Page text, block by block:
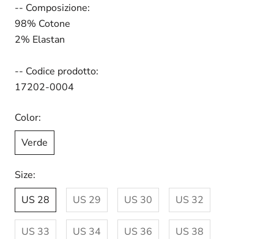
-- Composizione:
98% Cotone
2% Elastan
-- Codice prodotto:
17202-0004
Color:
Verde
Size:
US 28
US 29 US 30 US 32
US 33 US 34 US 36 US 38